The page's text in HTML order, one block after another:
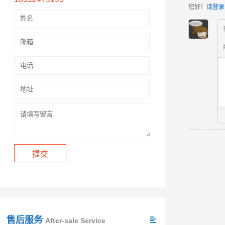
您好！ 请登录
售后服务 After-sale Service